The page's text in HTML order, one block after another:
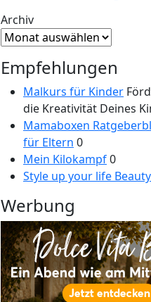
Archiv
Empfehlungen
Malkurs für Kinder
die Kreativität Deines
Mamaboxen
für Eltern 0
Mein Kilokampf0
Style up your life
Werbung